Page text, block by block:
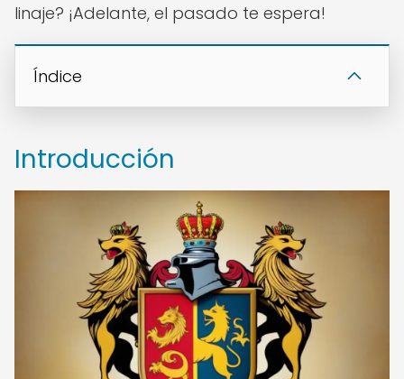
linaje? ¡Adelante, el pasado te espera!
Índice
Introducción